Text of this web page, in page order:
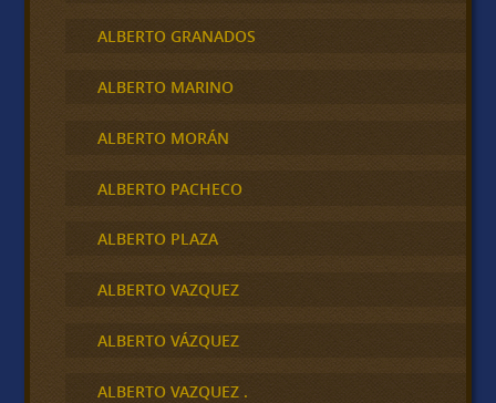
ALBERTO GRANADOS
ALBERTO MARINO
ALBERTO MORÁN
ALBERTO PACHECO
ALBERTO PLAZA
ALBERTO VAZQUEZ
ALBERTO VÁZQUEZ
ALBERTO VAZQUEZ .